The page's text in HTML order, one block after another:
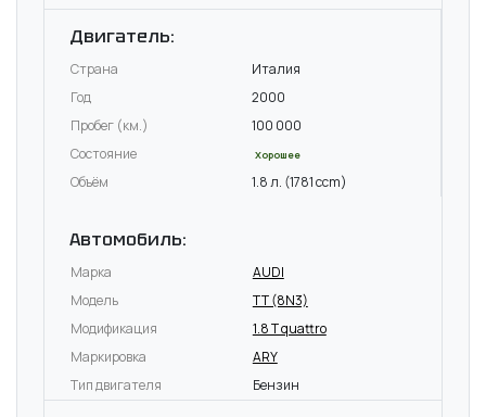
Двигатель:
Страна
Италия
Год
2000
Пробег (км.)
100 000
Состояние
Хорошее
Объём 1.8 л. (1781 ccm)
Автомобиль:
Марка
AUDI
Модель
TT (8N3)
Модификация
1.8 T quattro
Маркировка
ARY
Тип двигателя
Бензин